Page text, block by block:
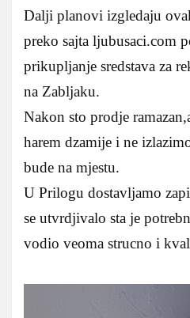
Dalji planovi izgledaju
preko sajta ljubusaci.com
prikupljanje sredstava za
na Zabljaku.
Nakon sto prodje
harem dzamije i ne
bude na mjestu.
U Prilogu dostavljamo
se utvrdjivalo sta je
vodio veoma strucno i